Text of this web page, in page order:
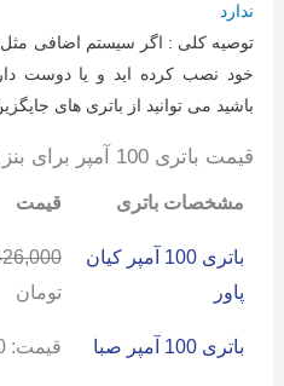
ندارد
توصیه کلی : اگر سیستم اضافی
خود نصب کرده اید و یا دوست
باشید می توانید از باتری های
قیمت باتری 100 آمپر برای بنز GLS450:
مشخصات باتری قیمت
باتری 100 آمپر کیان
پاور
تومان
باتری 100 آمپر صبا قیمت: